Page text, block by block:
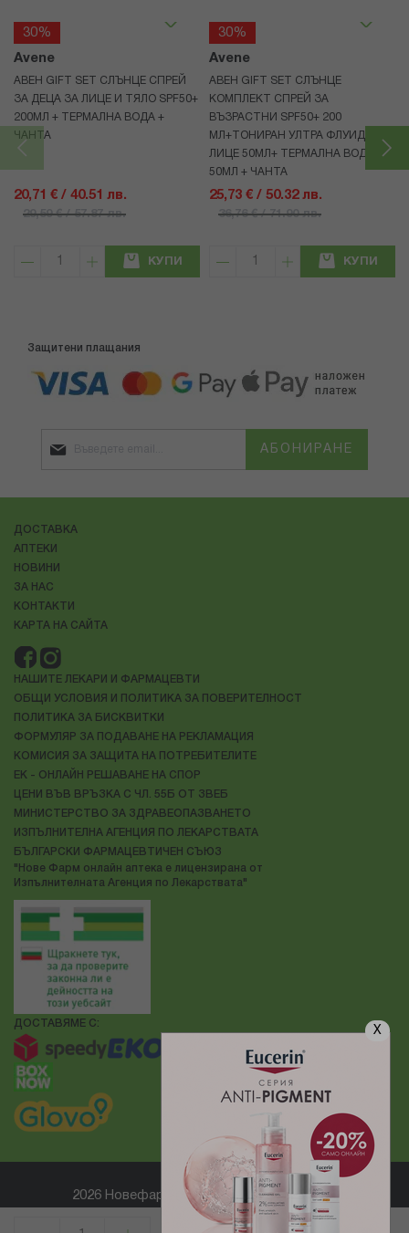
X
30%
Avene
АВЕН GIFT SET СЛЪНЦЕ СПРЕЙ
ЗА ДЕЦА ЗА ЛИЦЕ И ТЯЛО SPF50+
200МЛ + ТЕРМАЛНА ВОДА +
ЧАНТА
20,71 € / 40.51 лв.
29,59 € / 57.87 лв.
КУПИ
30%
Avene
АВЕН GIFT SET СЛЪНЦЕ
КОМПЛЕКТ СПРЕЙ ЗА
ВЪЗРАСТНИ SPF50+ 200
МЛ+ТОНИРАН УЛТРА ФЛУИД ЗА
ЛИЦЕ 50МЛ+ ТЕРМАЛНА ВОДА
50МЛ + ЧАНТА
25,73 € / 50.32 лв.
36,76 € / 71.90 лв.
КУПИ
Защитени плащания
АБОНИРАНЕ
ДОСТАВКА
АПТЕКИ
НОВИНИ
ЗА НАС
КОНТАКТИ
КАРТА НА САЙТА
НАШИТЕ ЛЕКАРИ И ФАРМАЦЕВТИ
ОБЩИ УСЛОВИЯ И ПОЛИТИКА ЗА ПОВЕРИТЕЛНОСТ
ПОЛИТИКА ЗА БИСКВИТКИ
ФОРМУЛЯР ЗА ПОДАВАНЕ НА РЕКЛАМАЦИЯ
КОМИСИЯ ЗА ЗАЩИТА НА ПОТРЕБИТЕЛИТЕ
ЕК - ОНЛАЙН РЕШАВАНЕ НА СПОР
ЦЕНИ ВЪВ ВРЪЗКА С ЧЛ. 55Б ОТ ЗВЕБ
МИНИСТЕРСТВО ЗА ЗДРАВЕОПАЗВАНЕТО
ИЗПЪЛНИТЕЛНА АГЕНЦИЯ ПО ЛЕКАРСТВАТА
БЪЛГАРСКИ ФАРМАЦЕВТИЧЕН СЪЮЗ
"Нове Фарм онлайн аптека е лицензирана от
Изпълнителната Агенция по Лекарствата"
ДОСТАВЯМЕ С:
2026 Новефарм ® Всички права запазени
Електронен магазин